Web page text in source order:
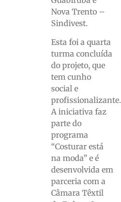
Nova Trento –
Sindivest.
Esta foi a quarta
turma concluída
do projeto, que
tem cunho
social e
profissionalizante.
A iniciativa faz
parte do
programa
“Costurar está
na moda” e é
desenvolvida em
parceria com a
Câmara Têxtil